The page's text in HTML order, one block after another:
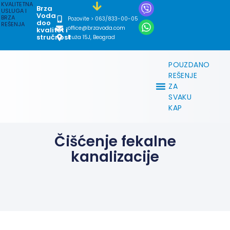
KVALITETNA
USLUGA I
BRZA
REŠENJA
Brza
Voda
doo
kvalitet i
stručnost
Pozovite > 063/833-00-05
office@brzavoda.com
Ruža 15J, Beograd
POUZDANO
REŠENJE
ZA
SVAKU
KAP
Čišćenje fekalne
kanalizacije